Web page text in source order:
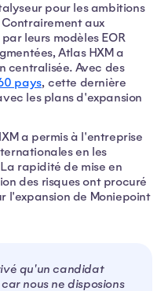
pour les ambitions
aux
leurs modèles EOR
Atlas HXM a
centralisée. Avec des
pays, cette dernière
les plans d'expansion
a permis à l'entreprise
en les
rapidité de mise en
des risques ont procuré
l'expansion de Moniepoint
qu'un candidat
nous ne disposions